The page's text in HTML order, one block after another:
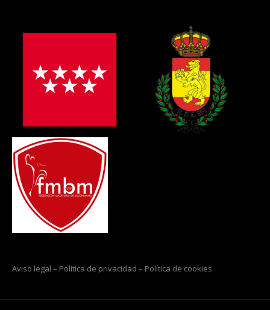
Aviso legal – Política de privacidad – Política de cookies